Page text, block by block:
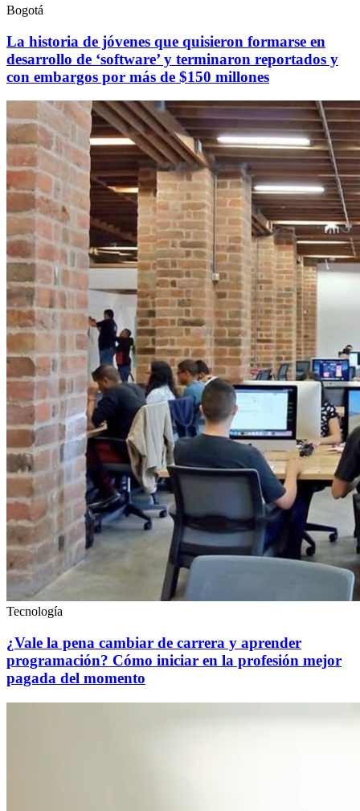
Bogotá
La historia de jóvenes que quisieron formarse en
desarrollo de ‘software’ y terminaron reportados y
con embargos por más de $150 millones
Tecnología
¿Vale la pena cambiar de carrera y aprender
programación? Cómo iniciar en la profesión mejor
pagada del momento